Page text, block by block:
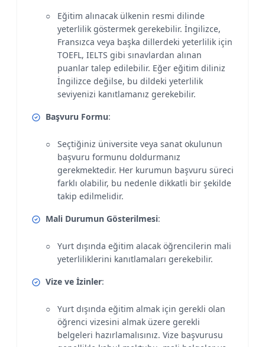
Eğitim alınacak ülkenin resmi dilinde
yeterlilik göstermek gerekebilir. İngilizce,
Fransızca veya başka dillerdeki yeterlilik için
TOEFL, IELTS gibi sınavlardan alınan
puanlar talep edilebilir. Eğer eğitim diliniz
İngilizce değilse, bu dildeki yeterlilik
seviyenizi kanıtlamanız gerekebilir.
Başvuru Formu:
Seçtiğiniz üniversite veya sanat okulunun
başvuru formunu doldurmanız
gerekmektedir. Her kurumun başvuru süreci
farklı olabilir, bu nedenle dikkatli bir şekilde
takip edilmelidir.
Mali Durumun Gösterilmesi:
Yurt dışında eğitim alacak öğrencilerin mali
yeterliliklerini kanıtlamaları gerekebilir.
Vize ve İzinler:
Yurt dışında eğitim almak için gerekli olan
öğrenci vizesini almak üzere gerekli
belgeleri hazırlamalısınız. Vize başvurusu